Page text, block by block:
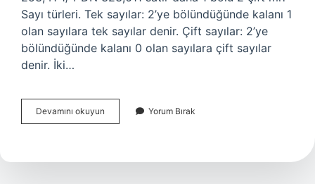
Sayı türleri. Tek sayılar: 2’ye bölündüğünde kalanı 1
olan sayılara tek sayılar denir. Çift sayılar: 2’ye
bölündüğünde kalanı 0 olan sayılara çift sayılar
denir. İki…
Devamını okuyun
Bölü
Eşittir
Yorum Bırak